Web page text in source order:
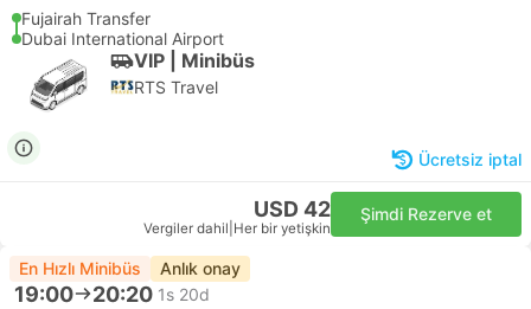
Fujairah Transfer
Dubai International Airport
VIP | Minibüs
RTS Travel
Ücretsiz iptal
USD 42
Vergiler dahil Her bir yetişkin
Şimdi Rezerve et
En Hızlı Minibüs Anlık onay
19:00 20:20 1s 20d